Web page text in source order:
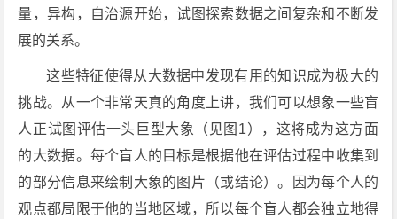
量，异构，自治源开始，试图探索数据之间复杂和不断发
展的关系。
这些特征使得从大数据中发现有用的知识成为极大的
挑战。从一个非常天真的角度上讲，我们可以想象一些盲
人正试图评估一头巨型大象（见图1），这将成为这方面
的大数据。每个盲人的目标是根据他在评估过程中收集到
的部分信息来绘制大象的图片（或结论）。因为每个人的
观点都局限于他的当地区域，所以每个盲人都会独立地得